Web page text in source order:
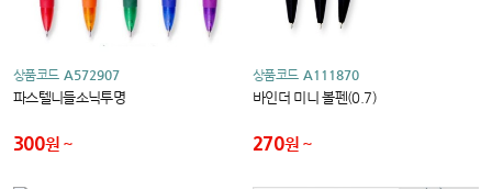
상품코드 A572907
파스텔니들소닉투명
300원
상품코드 A111870
바인더 미니 볼펜(0.7)
270원